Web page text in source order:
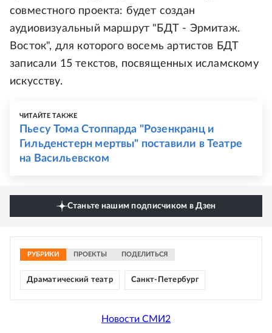
совместного проекта: будет создан
аудиовизуальный маршрут "БДТ - Эрмитаж.
Восток", для которого восемь артистов БДТ
записали 15 текстов, посвященных исламскому
искусству.
ЧИТАЙТЕ ТАКЖЕ
Пьесу Тома Стоппарда "Розенкранц и
Гильденстерн мертвы" поставили в Театре
на Васильевском
Станьте нашим подписчиком в Дзен
РУБРИКИ ПРОЕКТЫ ПОДЕЛИТЬСЯ
Драматический театр Санкт-Петербург
Новости СМИ2